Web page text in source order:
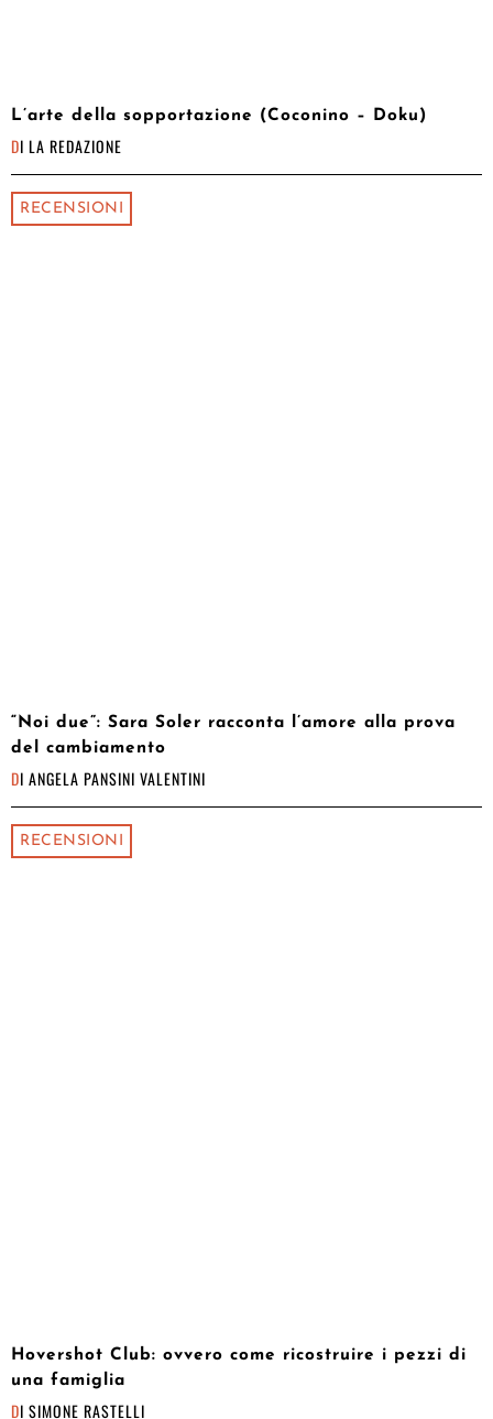
L’arte della sopportazione (Coconino – Doku)
DI LA REDAZIONE
RECENSIONI
“Noi due”: Sara Soler racconta l’amore alla prova
del cambiamento
DI ANGELA PANSINI VALENTINI
RECENSIONI
Hovershot Club: ovvero come ricostruire i pezzi di
una famiglia
DI SIMONE RASTELLI